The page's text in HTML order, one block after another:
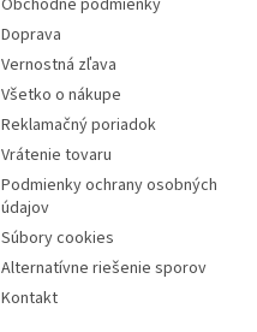
Doprava
Vernostná zľava
Všetko o nákupe
Reklamačný poriadok
Vrátenie tovaru
Podmienky ochrany osobných
údajov
Súbory cookies
Alternatívne riešenie sporov
Kontakt